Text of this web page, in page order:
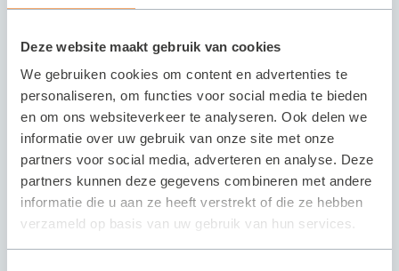
Deze website maakt gebruik van cookies
We gebruiken cookies om content en advertenties te
personaliseren, om functies voor social media te bieden
en om ons websiteverkeer te analyseren. Ook delen we
informatie over uw gebruik van onze site met onze
partners voor social media, adverteren en analyse. Deze
partners kunnen deze gegevens combineren met andere
informatie die u aan ze heeft verstrekt of die ze hebben
verzameld op basis van uw gebruik van hun services.
bewegen en balans te vinden. Wij gaan voor een
gezonde leefstijl. Door kinderen en jongeren
bewust te maken van de impact van hun keuzes,
helpt JOGG hen niet alleen om op een gezond
gewicht te blijven, maar ook om een solide basis
voor hun toekomstige gezondheid te leggen.
Gezonde jongeren, gezonde toekomst! Denk
hierbij aan beweegactiviteiten, gezonde(re)